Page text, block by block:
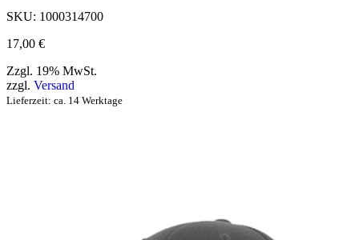
SKU: 1000314700
17,00 €
Zzgl. 19% MwSt.
zzgl. Versand
Lieferzeit: ca. 14 Werktage